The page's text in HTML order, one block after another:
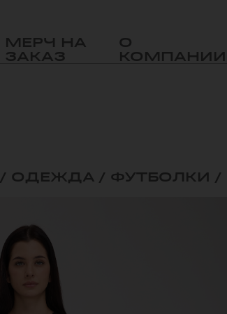
МЕРЧ НА
ЗАКАЗ
О
КОМПАНИИ
/ ОДЕЖДА / ФУТБОЛКИ /